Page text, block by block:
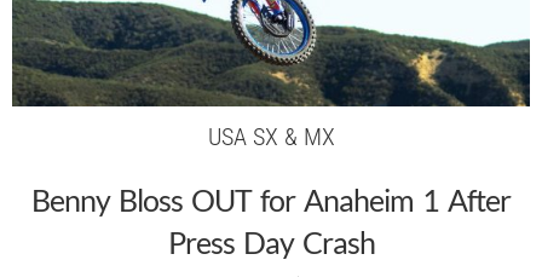
USA SX & MX
Benny Bloss OUT for Anaheim 1 After
Press Day Crash